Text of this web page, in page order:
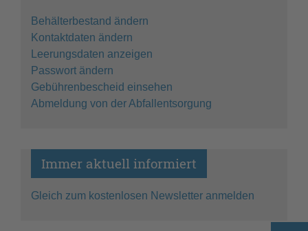
Behälterbestand ändern
Kontaktdaten ändern
Leerungsdaten anzeigen
Passwort ändern
Gebührenbescheid einsehen
Abmeldung von der Abfallentsorgung
Immer aktuell informiert
Gleich zum kostenlosen Newsletter anmelden